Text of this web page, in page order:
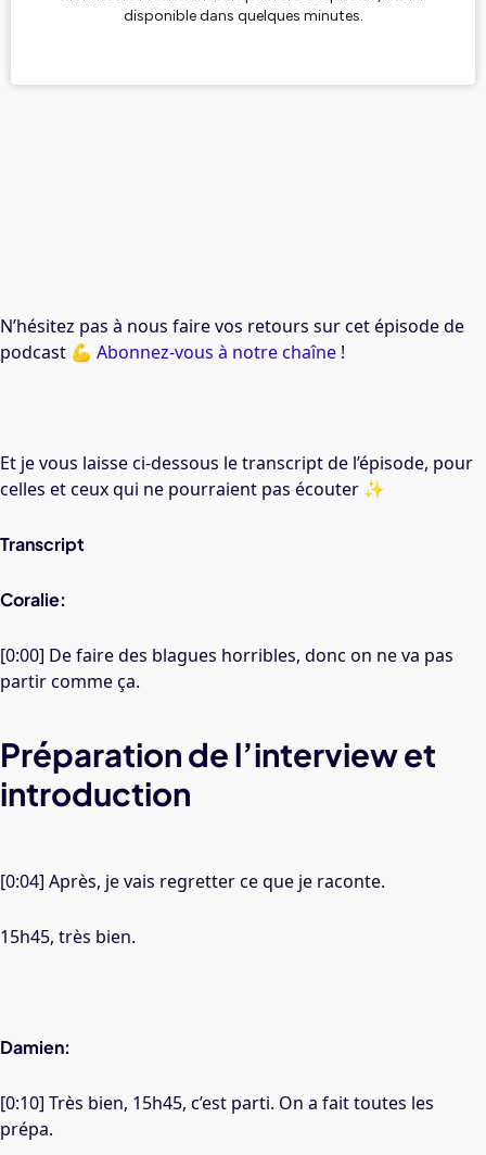
N’hésitez pas à nous faire vos retours sur cet épisode de
podcast 💪Abonnez-vous à notre chaîne !
Et je vous laisse ci-dessous le transcript de l’épisode, pour
celles et ceux qui ne pourraient pas écouter ✨
Transcript
Coralie:
[0:00] De faire des blagues horribles, donc on ne va pas
partir comme ça.
Préparation de l’interview et
introduction
[0:04] Après, je vais regretter ce que je raconte.
15h45, très bien.
Damien:
[0:10] Très bien, 15h45, c’est parti. On a fait toutes les
prépa.